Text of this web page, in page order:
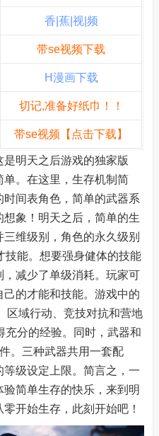
香|蕉|视|频
带se视频下载
H漫画下载
切记,准备好纸巾！！
带se视频【点击下载】
是明天之后游戏的独家版
。在这里，生存机制简
间表角色，简单的武器系
象！明天之后，简单的生
维级别，角色的永久级别
技能。想要强身健体的技能
减少了单级消耗。玩家可
的才能和技能。游戏中的
区域行动、竞技对抗和营地
充分的经验。同时，武器和
。三种武器共用一套配
级设定上限。简言之，一
简单生存的快乐，来到明
开始生存，此刻开始吧！